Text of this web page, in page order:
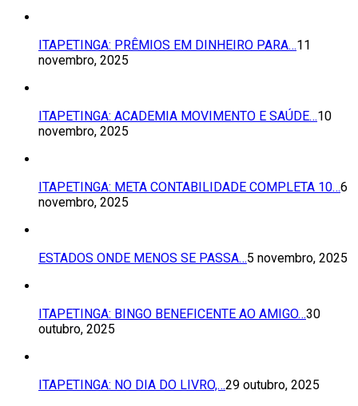
ITAPETINGA: PRÊMIOS EM DINHEIRO PARA…11
novembro, 2025
ITAPETINGA: ACADEMIA MOVIMENTO E SAÚDE…10
novembro, 2025
ITAPETINGA: META CONTABILIDADE COMPLETA 10…6
novembro, 2025
ESTADOS ONDE MENOS SE PASSA…5 novembro, 2025
ITAPETINGA: BINGO BENEFICENTE AO AMIGO…30
outubro, 2025
ITAPETINGA: NO DIA DO LIVRO,…29 outubro, 2025